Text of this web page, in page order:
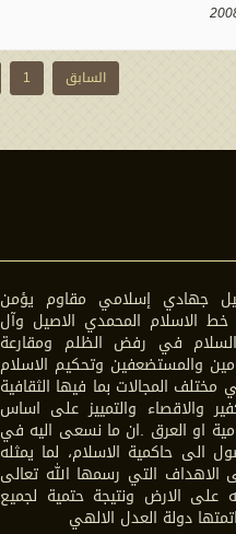
السابق 1
جهادي إسلامي مقاوم يؤمن
خط الاسلام المحمدي الاصيل وآل
السلام في رفض الظلم ومقارعة
والمستضعفين وتحكيم الاسلام
المجالات بما فيها الثقافية
والاقصاء والتمييز على اساس
او العرق .ان ما نسعى اليه في
الى حاكمية الاسلام، لما يمثله
التي رسمها الله تعالى
على الارض ونتيجة حتمية لجميع
دولة العدل الالهي